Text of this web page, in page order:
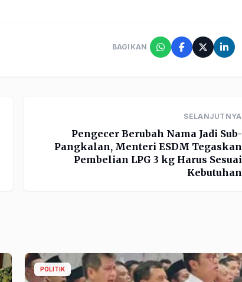
BAGIKAN
SELANJUTNYA
Pengecer Berubah Nama Jadi Sub-
Pangkalan, Menteri ESDM Tegaskan
Pembelian LPG 3 kg Harus Sesuai
Kebutuhan
POLITIK